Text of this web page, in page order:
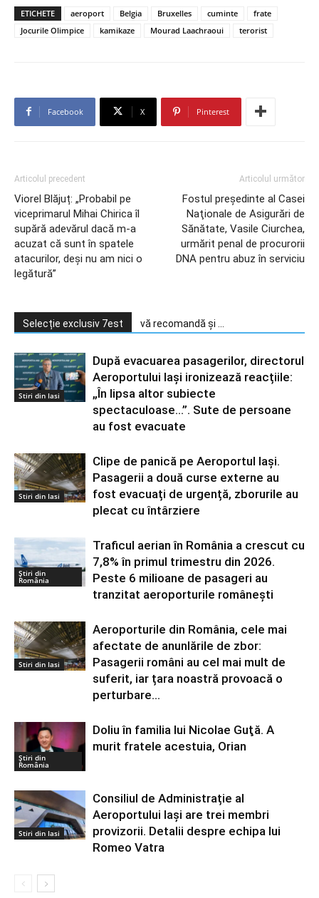
ETICHETE aeroport Belgia Bruxelles cuminte
frate
Jocurile Olimpice
kamikaze Mourad Laachraoui terorist
Facebook X Pinterest
Articolul precedent
Viorel Blăjuț: „Probabil pe
viceprimarul Mihai Chirica îl
supără adevărul dacă m-a
acuzat că sunt în spatele
atacurilor, deşi nu am nici o
legătură”
Articolul următor
Fostul preşedinte al Casei
Naţionale de Asigurări de
Sănătate, Vasile Ciurchea,
urmărit penal de procurorii
DNA pentru abuz în serviciu
Selecție exclusiv 7est vă recomandă și ...
Stiri din Iasi
După evacuarea pasagerilor, directorul
Aeroportului Iași ironizează reacțiile:
„În lipsa altor subiecte
spectaculoase…”. Sute de persoane
au fost evacuate
Stiri din Iasi
Clipe de panică pe Aeroportul Iași.
Pasagerii a două curse externe au
fost evacuați de urgență, zborurile au
plecat cu întârziere
Știri din
România
Traficul aerian în România a crescut cu
7,8% în primul trimestru din 2026.
Peste 6 milioane de pasageri au
tranzitat aeroporturile românești
Stiri din Iasi
Aeroporturile din România, cele mai
afectate de anunlările de zbor:
Pasagerii români au cel mai mult de
suferit, iar țara noastră provoacă o
perturbare...
Știri din
România
Doliu în familia lui Nicolae Guţă. A
murit fratele acestuia, Orian
Stiri din Iasi
Consiliul de Administrație al
Aeroportului Iași are trei membri
provizorii. Detalii despre echipa lui
Romeo Vatra